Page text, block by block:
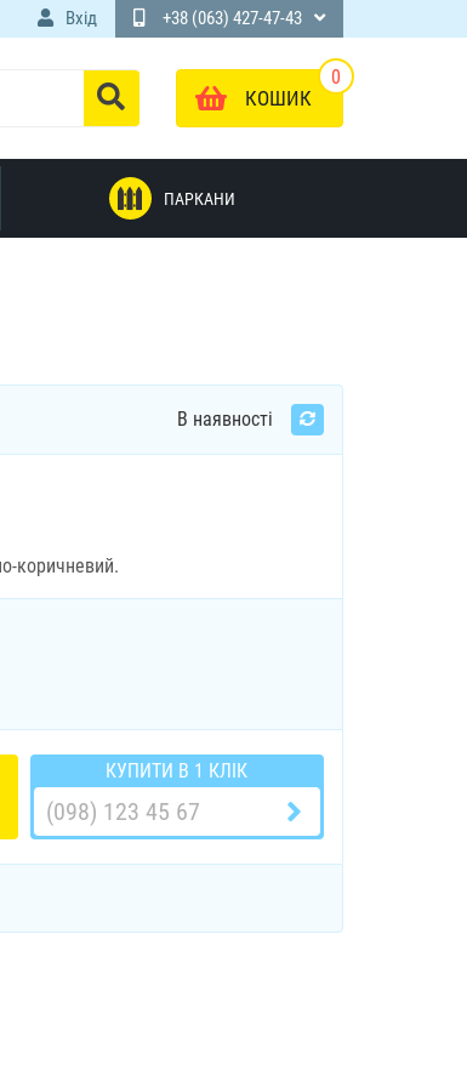
Вхід +38 (063) 427-47-43
0
КОШИК
ПАРКАНИ
В наявності
коричневий.
КУПИТИ В 1 КЛІК